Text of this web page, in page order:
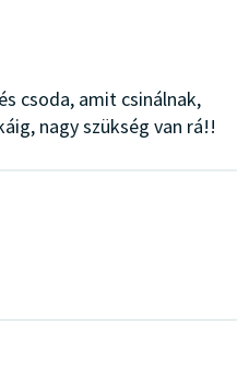
csoda, amit csinálnak,
nagy szükség van rá!!